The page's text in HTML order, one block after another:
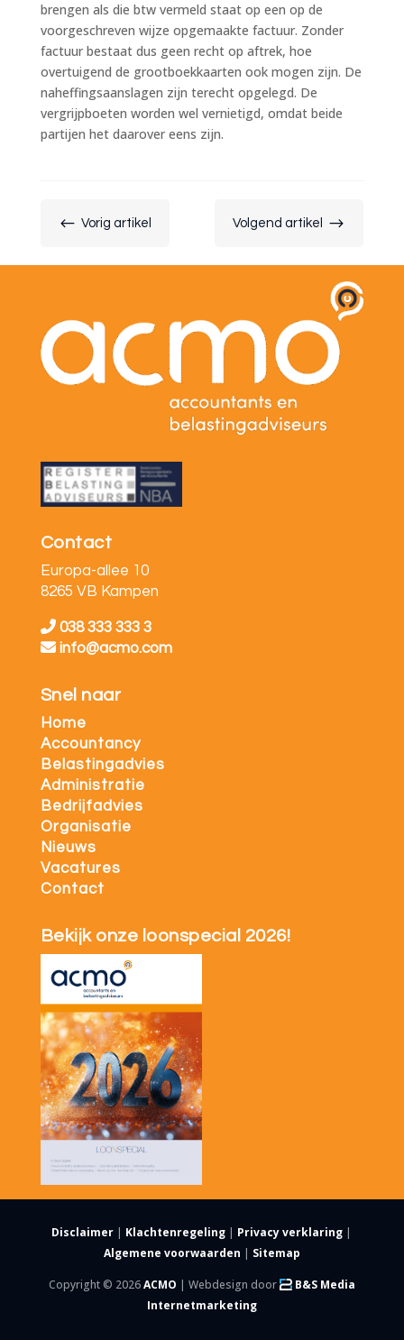
brengen als die btw vermeld staat op een op de
voorgeschreven wijze opgemaakte factuur. Zonder
factuur bestaat dus geen recht op aftrek, hoe
overtuigend de grootboekkaarten ook mogen zijn. De
naheffingsaanslagen zijn terecht opgelegd. De
vergrijpboeten worden wel vernietigd, omdat beide
partijen het daarover eens zijn.
# Vorig artikel Volgend artikel $
Contact
Europa-allee 10
8265 VB Kampen
038 333 333 3
info@acmo.com
Snel naar
Home
Accountancy
Belastingadvies
Administratie
Bedrijfadvies
Organisatie
Nieuws
Vacatures
Contact
Bekijk onze loonspecial 2026!
Disclaimer | Klachtenregeling | Privacy verklaring |
Algemene voorwaarden | Sitemap
Copyright © 2026ACMO | Webdesign door
B&S Media
Internetmarketing